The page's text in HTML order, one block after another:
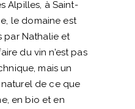
Alpilles, à Saint-
le domaine est
par Nathalie et
du vin n’est pas
mais un
de ce que
en bio et en